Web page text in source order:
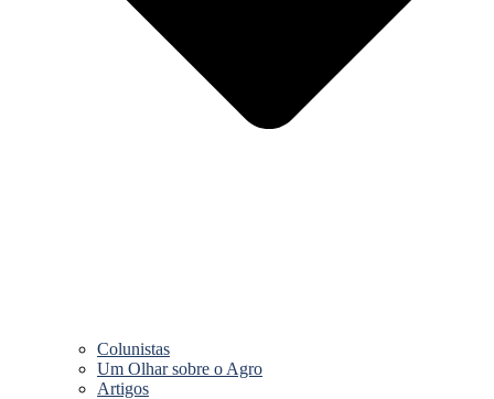
Colunistas
Um Olhar sobre o Agro
Artigos